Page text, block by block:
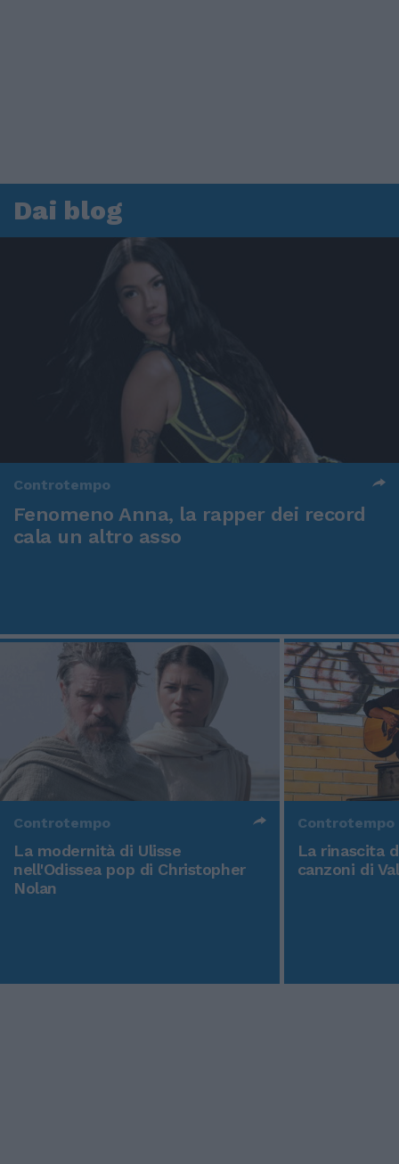
Dai blog
Controtempo
Fenomeno Anna, la rapper dei record
cala un altro asso
Controtempo
La modernità di Ulisse
nell'Odissea pop di Christopher
Nolan
Controtempo
La rinascita
canzoni di